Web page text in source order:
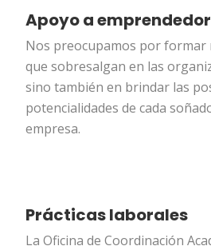
Apoyo a
Nos preocupamos por
que sobresalgan en las
sino también en brindar las
potencialidades de cada
empresa.
Prácticas laborales
La Oficina de Coordinación